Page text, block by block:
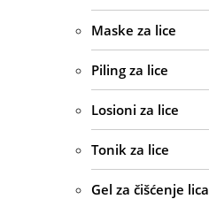
Maske za lice
Piling za lice
Losioni za lice
Tonik za lice
Gel za čišćenje lica